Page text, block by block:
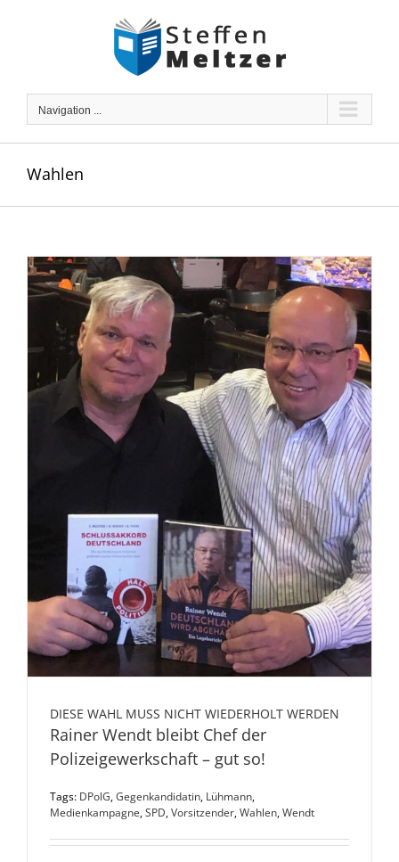
Navigation ...
Wahlen
DIESE WAHL MUSS NICHT WIEDERHOLT WERDEN
Rainer Wendt bleibt Chef der
Polizeigewerkschaft – gut so!
Tags: DPolG,Gegenkandidatin, Lühmann,
Medienkampagne,SPD,Vorsitzender,Wahlen,Wendt